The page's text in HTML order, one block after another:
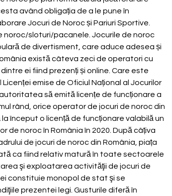
având obligația de a le pune în
Jocuri de Noroc și Pariuri Sportive.
noroc/sloturi/pacanele. Jocurile de noroc
de divertisment, care aduce adesea și
există câteva zeci de operatori cu
ei fiind prezenți și online. Care este
emise de Oficiul Național al Jocurilor
să emită licențe de funcționare a
rând, orice operator de jocuri de noroc din
început o licență de funcționare valabilă un
de noroc în România în 2020. După câțiva
de jocuri de noroc din România, piața
ca fiind relativ matură în toate sectoarele
şi exploatarea activităţii de jocuri de
constituie monopol de stat şi se
prezentei legi. Gusturile diferă în